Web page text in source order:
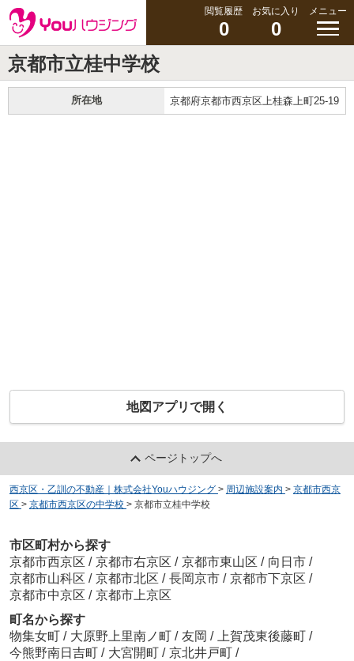
閲覧履歴
0
お気に入り
0
メニュー
京都市立桂中学校
所在地 京都府京都市西京区上桂森上町25-19
地図アプリで開く
ページトップへ
西京区・乙訓の不動産｜株式会社Youハウジング > 周辺施設案内 > 京都市西京
区 > 京都市西京区の中学校 > 京都市立桂中学校
市区町村から探す
京都市西京区 / 京都市右京区 / 京都市東山区 / 向日市 /
京都市山科区 / 京都市北区 / 長岡京市 / 京都市下京区 /
京都市中京区 / 京都市上京区
町名から探す
物集女町 / 大原野上里南ノ町 / 友岡 / 上賀茂東後藤町 /
今熊野南日吉町 / 大宮開町 / 京北井戸町 /